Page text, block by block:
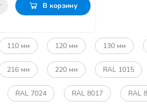
В корзину
110 мм 120 мм 130 мм
216 мм 220 мм RAL 1015
RAL 7024 RAL 8017 RAL